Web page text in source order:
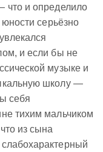
что и определило
серьёзно
и если бы не
музыке и
школу —
себя
тихим мальчиком
из сына